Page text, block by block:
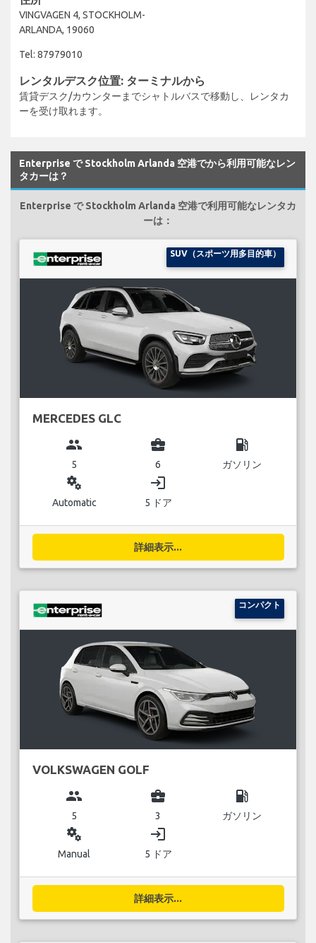
VINGVAGEN 4, STOCKHOLM-
ARLANDA, 19060
Tel: 87979010
レンタルデスク位置: ターミナルから
賃貸デスク/カウンターまでシャトルバスで移動し、レンタカ
ーを受け取れます。
Enterprise で Stockholm Arlanda 空港でから利用可能なレン
タカーは？
Enterprise で Stockholm Arlanda 空港で利用可能なレンタカ
ーは：
SUV（スポーツ用多目的車）
MERCEDES GLC
group
5
business_center
6
local_gas_station
ガソリン
miscellaneous_services
Automatic
login
5 ドア
詳細表示...
コンパクト
VOLKSWAGEN GOLF
group
5
business_center
3
local_gas_station
ガソリン
miscellaneous_services
Manual
login
5 ドア
詳細表示...